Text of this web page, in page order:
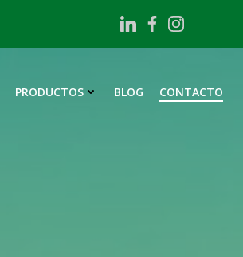
PRODUCTOS BLOG CONTACTO